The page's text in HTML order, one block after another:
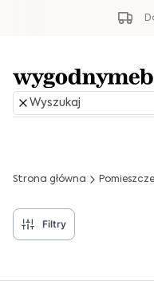
Strona główna
Filtry